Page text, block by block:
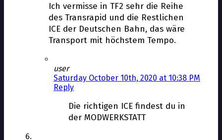
Ich vermisse in TF2 sehr die Reihe
des Transrapid und die Restlichen
ICE der Deutschen Bahn, das wäre
Transport mit höchstem Tempo.
user
Saturday October 10th, 2020 at 10:38 PM
Reply
Die richtigen ICE findest du in
der MODWERKSTATT